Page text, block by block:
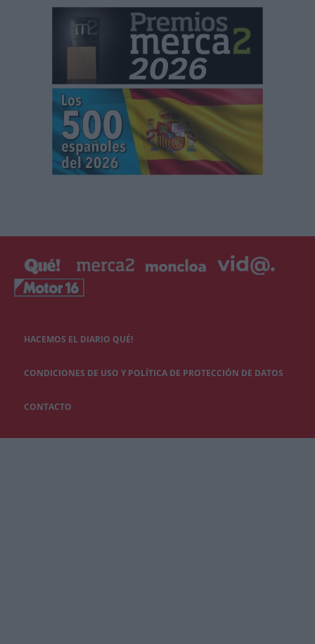
HACEMOS EL DIARIO QUÉ!
CONDICIONES DE USO Y POLÍTICA DE PROTECCIÓN DE DATOS
CONTACTO